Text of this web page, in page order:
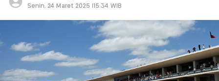
Senin, 24 Maret 2025 |15:34 WIB